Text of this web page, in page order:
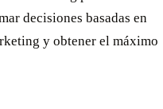
decisiones basadas en
y obtener el máximo